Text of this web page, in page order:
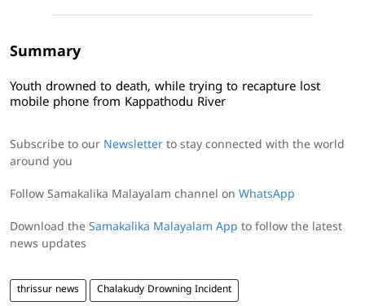
Summary
Youth drowned to death, while trying to recapture lost
mobile phone from Kappathodu River
Subscribe to our Newsletter to stay connected with the world
around you
Follow Samakalika Malayalam channel on WhatsApp
Download the Samakalika Malayalam App to follow the latest
news updates
thrissur news Chalakudy Drowning Incident